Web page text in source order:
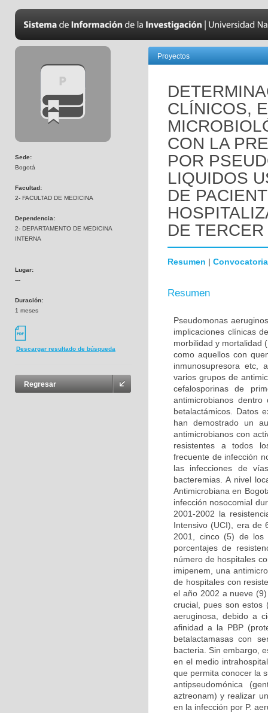
Sede:
Bogotá
Facultad:
2- FACULTAD DE MEDICINA
Dependencia:
2- DEPARTAMENTO DE MEDICINA
INTERNA
Lugar:
---
Duración:
1 meses
Descargar resultado de búsqueda
Regresar
Proyectos
CLÍNICOS,
CON LA
POR
LIQUIDOS
DE
DE
Resumen | Convocatoria
Resumen
Pseudomonas
implicaciones clínicas
morbilidad y mortalidad
como aquellos con
inmunosupresora etc,
varios grupos de
cefalosporinas de
antimicrobianos
betalactámicos. Datos
han demostrado un
antimicrobianos con
resistentes a todos
frecuente de infección
las infecciones de
bacteremias. A nivel
Antimicrobiana en
infección nosocomial
2001-2002 la
Intensivo (UCI), era de
2001, cinco (5) de los
porcentajes de
número de hospitales
imipenem, una
de hospitales con
el año 2002 a nueve
crucial, pues son estos
aeruginosa, debido a
afinidad a la PBP
betalactamasas con
bacteria. Sin embargo,
en el medio
que permita conocer la
antipseudomónica
aztreonam) y realizar
en la infección por P.